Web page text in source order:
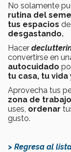
No solamente
rutina del
tus espacios de
desgastando.
Hacer
convertirse en
autocuidado
tu casa, tu vida
Aprovecha tus
zona de trabajo
uses, ordenar
gusto.
> Regresa al